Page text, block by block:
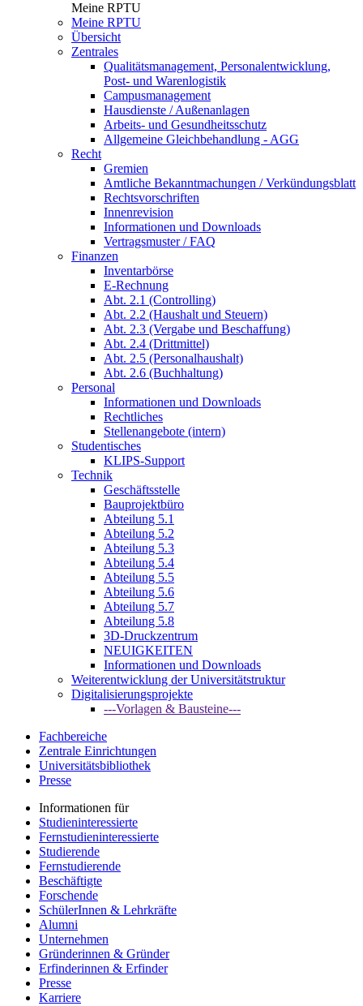
Meine RPTU
Meine RPTU
Übersicht
Zentrales
Qualitätsmanagement, Personalentwicklung,
Post- und Warenlogistik
Campusmanagement
Hausdienste / Außenanlagen
Arbeits- und Gesundheitsschutz
Allgemeine Gleichbehandlung - AGG
Recht
Gremien
Amtliche Bekanntmachungen / Verkündungsblatt
Rechtsvorschriften
Innenrevision
Informationen und Downloads
Vertragsmuster / FAQ
Finanzen
Inventarbörse
E-Rechnung
Abt. 2.1 (Controlling)
Abt. 2.2 (Haushalt und Steuern)
Abt. 2.3 (Vergabe und Beschaffung)
Abt. 2.4 (Drittmittel)
Abt. 2.5 (Personalhaushalt)
Abt. 2.6 (Buchhaltung)
Personal
Informationen und Downloads
Rechtliches
Stellenangebote (intern)
Studentisches
KLIPS-Support
Technik
Geschäftsstelle
Bauprojektbüro
Abteilung 5.1
Abteilung 5.2
Abteilung 5.3
Abteilung 5.4
Abteilung 5.5
Abteilung 5.6
Abteilung 5.7
Abteilung 5.8
3D-Druckzentrum
NEUIGKEITEN
Informationen und Downloads
Weiterentwicklung der Universitätstruktur
Digitalisierungsprojekte
---Vorlagen & Bausteine---
Fachbereiche
Zentrale Einrichtungen
Universitätsbibliothek
Presse
Informationen für
Studieninteressierte
Fernstudieninteressierte
Studierende
Fernstudierende
Beschäftigte
Forschende
SchülerInnen & Lehrkräfte
Alumni
Unternehmen
Gründerinnen & Gründer
Erfinderinnen & Erfinder
Presse
Karriere